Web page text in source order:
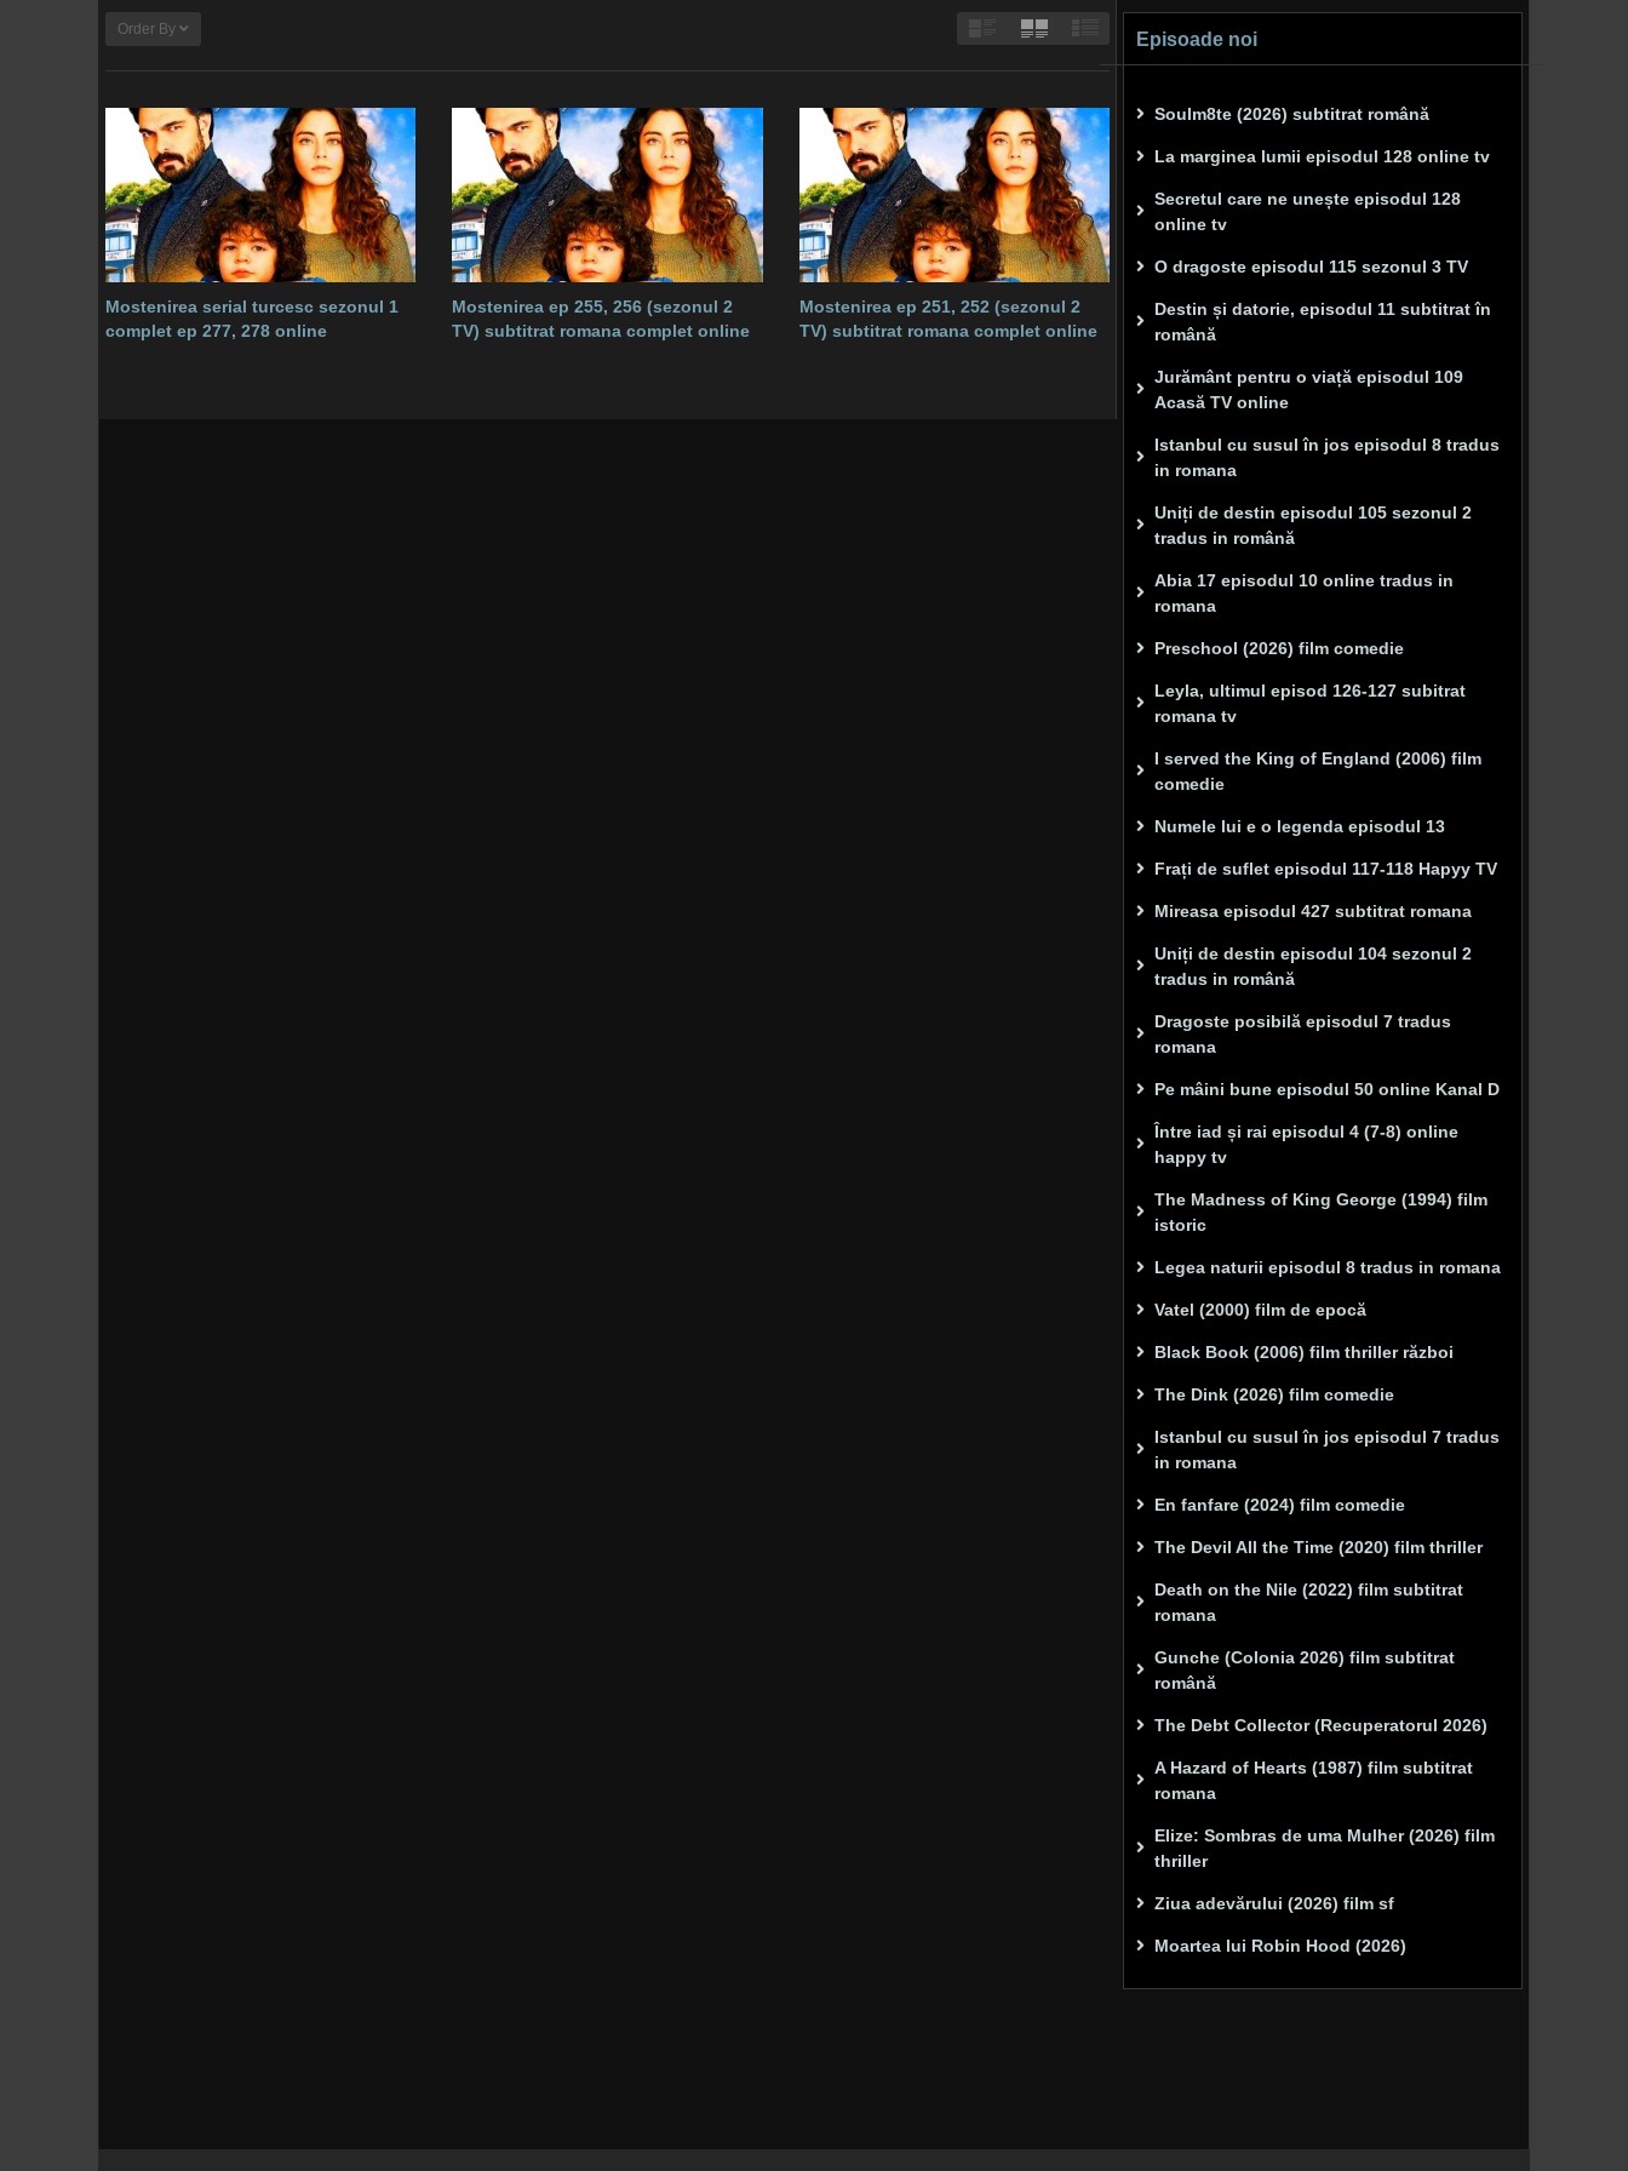
Order By
Mostenirea serial turcesc sezonul 1
complet ep 277, 278 online
Mostenirea ep 255, 256 (sezonul 2
TV) subtitrat romana complet online
Mostenirea ep 251, 252 (sezonul 2
TV) subtitrat romana complet online
Episoade noi
Soulm8te (2026) subtitrat română
La marginea lumii episodul 128 online tv
Secretul care ne unește episodul 128
online tv
O dragoste episodul 115 sezonul 3 TV
Destin și datorie, episodul 11 subtitrat în
română
Jurământ pentru o viață episodul 109
Acasă TV online
Istanbul cu susul în jos episodul 8 tradus
in romana
Uniți de destin episodul 105 sezonul 2
tradus in română
Abia 17 episodul 10 online tradus in
romana
Preschool (2026) film comedie
Leyla, ultimul episod 126-127 subitrat
romana tv
I served the King of England (2006) film
comedie
Numele lui e o legenda episodul 13
Frați de suflet episodul 117-118 Hapyy TV
Mireasa episodul 427 subtitrat romana
Uniți de destin episodul 104 sezonul 2
tradus in română
Dragoste posibilă episodul 7 tradus
romana
Pe mâini bune episodul 50 online Kanal D
Între iad și rai episodul 4 (7-8) online
happy tv
The Madness of King George (1994) film
istoric
Legea naturii episodul 8 tradus in romana
Vatel (2000) film de epocă
Black Book (2006) film thriller război
The Dink (2026) film comedie
Istanbul cu susul în jos episodul 7 tradus
in romana
En fanfare (2024) film comedie
The Devil All the Time (2020) film thriller
Death on the Nile (2022) film subtitrat
romana
Gunche (Colonia 2026) film subtitrat
română
The Debt Collector (Recuperatorul 2026)
A Hazard of Hearts (1987) film subtitrat
romana
Elize: Sombras de uma Mulher (2026) film
thriller
Ziua adevărului (2026) film sf
Moartea lui Robin Hood (2026)